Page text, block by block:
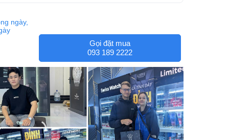
ngày,
Gọi đặt mua
093 189 2222